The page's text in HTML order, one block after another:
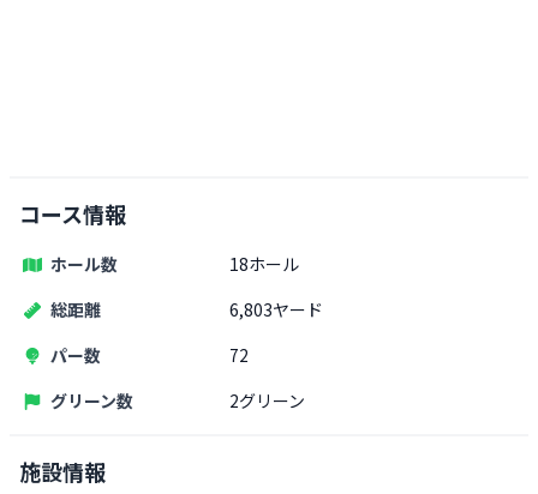
コース情報
ホール数
18ホール
総距離
6,803ヤード
パー数
72
グリーン数
2グリーン
施設情報